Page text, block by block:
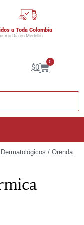
a Toda Colombia
Día en Medellín
$0
0
Dermatológicos / Orenda